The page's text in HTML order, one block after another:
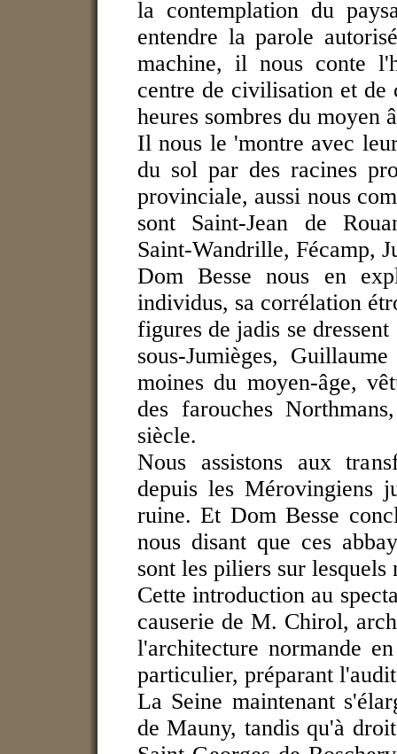
la contemplation du
entendre la parole
machine, il nous conte
centre de civilisation et de
heures sombres du moyen
Il nous le 'montre avec
du sol par des racines
provinciale, aussi nous
sont Saint-Jean de
Saint-Wandrille, Fécamp,
Dom Besse nous en
individus, sa corrélation
figures de jadis se
sous-Jumièges,
moines du moyen-âge,
des farouches
siècle.
Nous assistons aux
depuis les Mérovingiens
ruine. Et Dom Besse
nous disant que ces
sont les piliers sur
Cette introduction au
causerie de M. Chirol,
l'architecture normande
particulier, préparant
La Seine maintenant
de Mauny, tandis qu'à